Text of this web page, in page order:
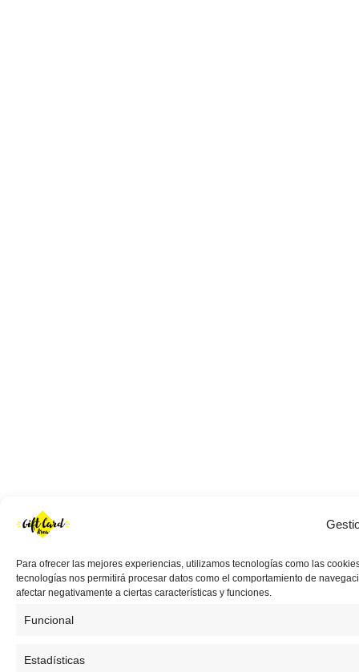
Para ofrecer las mejores experiencias, utilizamos tecnologías como las
tecnologías nos permitirá procesar datos como el comportamiento de
afectar negativamente a ciertas características y funciones.
Funcional
Estadísticas